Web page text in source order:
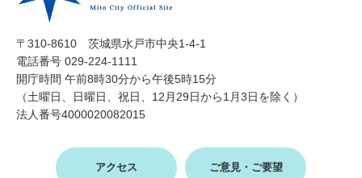
〒310-8610 茨城県水戸市中央1-4-1
電話番号 029-224-1111
開庁時間 午前8時30分から午後5時15分
（土曜日、日曜日、祝日、12月29日から1月3日を除く）
法人番号4000020082015
アクセス ご意見・ご要望